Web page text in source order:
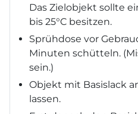
Das Zielobjekt sollte
bis 25°C besitzen.
Sprühdose vor
Minuten schütteln.
sein.)
Objekt mit Basislack
lassen.